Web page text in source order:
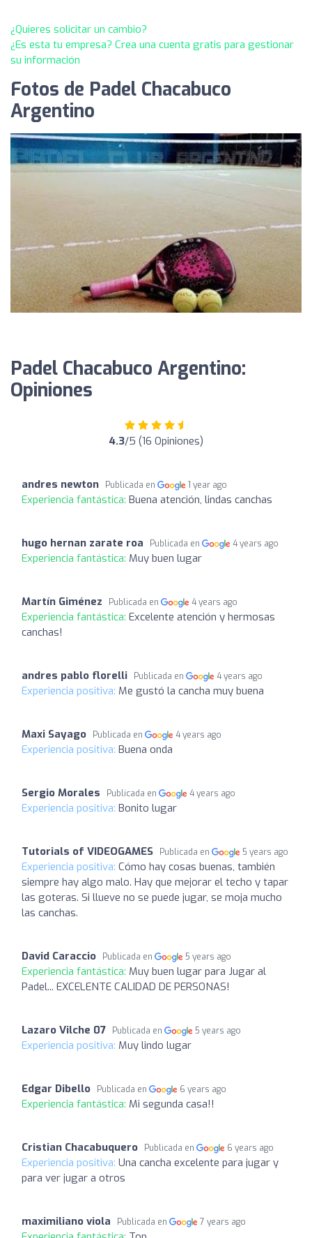
¿Quieres solicitar un cambio?
¿Es esta tu empresa? Crea una cuenta gratis para gestionar
su información
Fotos de Padel Chacabuco
Argentino
Padel Chacabuco Argentino:
Opiniones
4.3/5 (16 Opiniones)
andres newton Publicada en 1 year ago
Experiencia fantástica: Buena atención, lindas canchas
hugo hernan zarate roa Publicada en 4 years ago
Experiencia fantástica: Muy buen lugar
Martín Giménez Publicada en 4 years ago
Experiencia fantástica: Excelente atención y hermosas
canchas!
andres pablo florelli Publicada en 4 years ago
Experiencia positiva: Me gustó la cancha muy buena
Maxi Sayago Publicada en 4 years ago
Experiencia positiva: Buena onda
Sergio Morales Publicada en 4 years ago
Experiencia positiva: Bonito lugar
Tutorials of VIDEOGAMES Publicada en 5 years ago
Experiencia positiva: Cómo hay cosas buenas, también
siempre hay algo malo. Hay que mejorar el techo y tapar
las goteras. Si llueve no se puede jugar, se moja mucho
las canchas.
David Caraccio Publicada en 5 years ago
Experiencia fantástica: Muy buen lugar para Jugar al
Padel... EXCELENTE CALIDAD DE PERSONAS!
Lazaro Vilche 07 Publicada en 5 years ago
Experiencia positiva: Muy lindo lugar
Edgar Dibello Publicada en 6 years ago
Experiencia fantástica: Mi segunda casa!!
Cristian Chacabuquero Publicada en 6 years ago
Experiencia positiva: Una cancha excelente para jugar y
para ver jugar a otros
maximiliano viola Publicada en 7 years ago